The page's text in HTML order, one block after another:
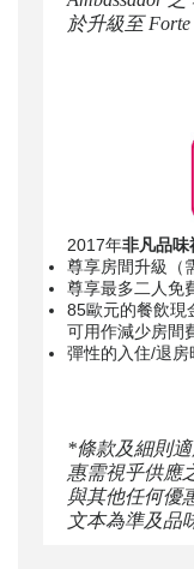
於升級至 Forte
2017年非凡品味
尊享房間升級（
尊享最多二人免
85歐元的餐飲現
可用作減少房間
彈性的入住/退房
*條款及細則
惠需視乎供應
與其他任何優
文本為準及品